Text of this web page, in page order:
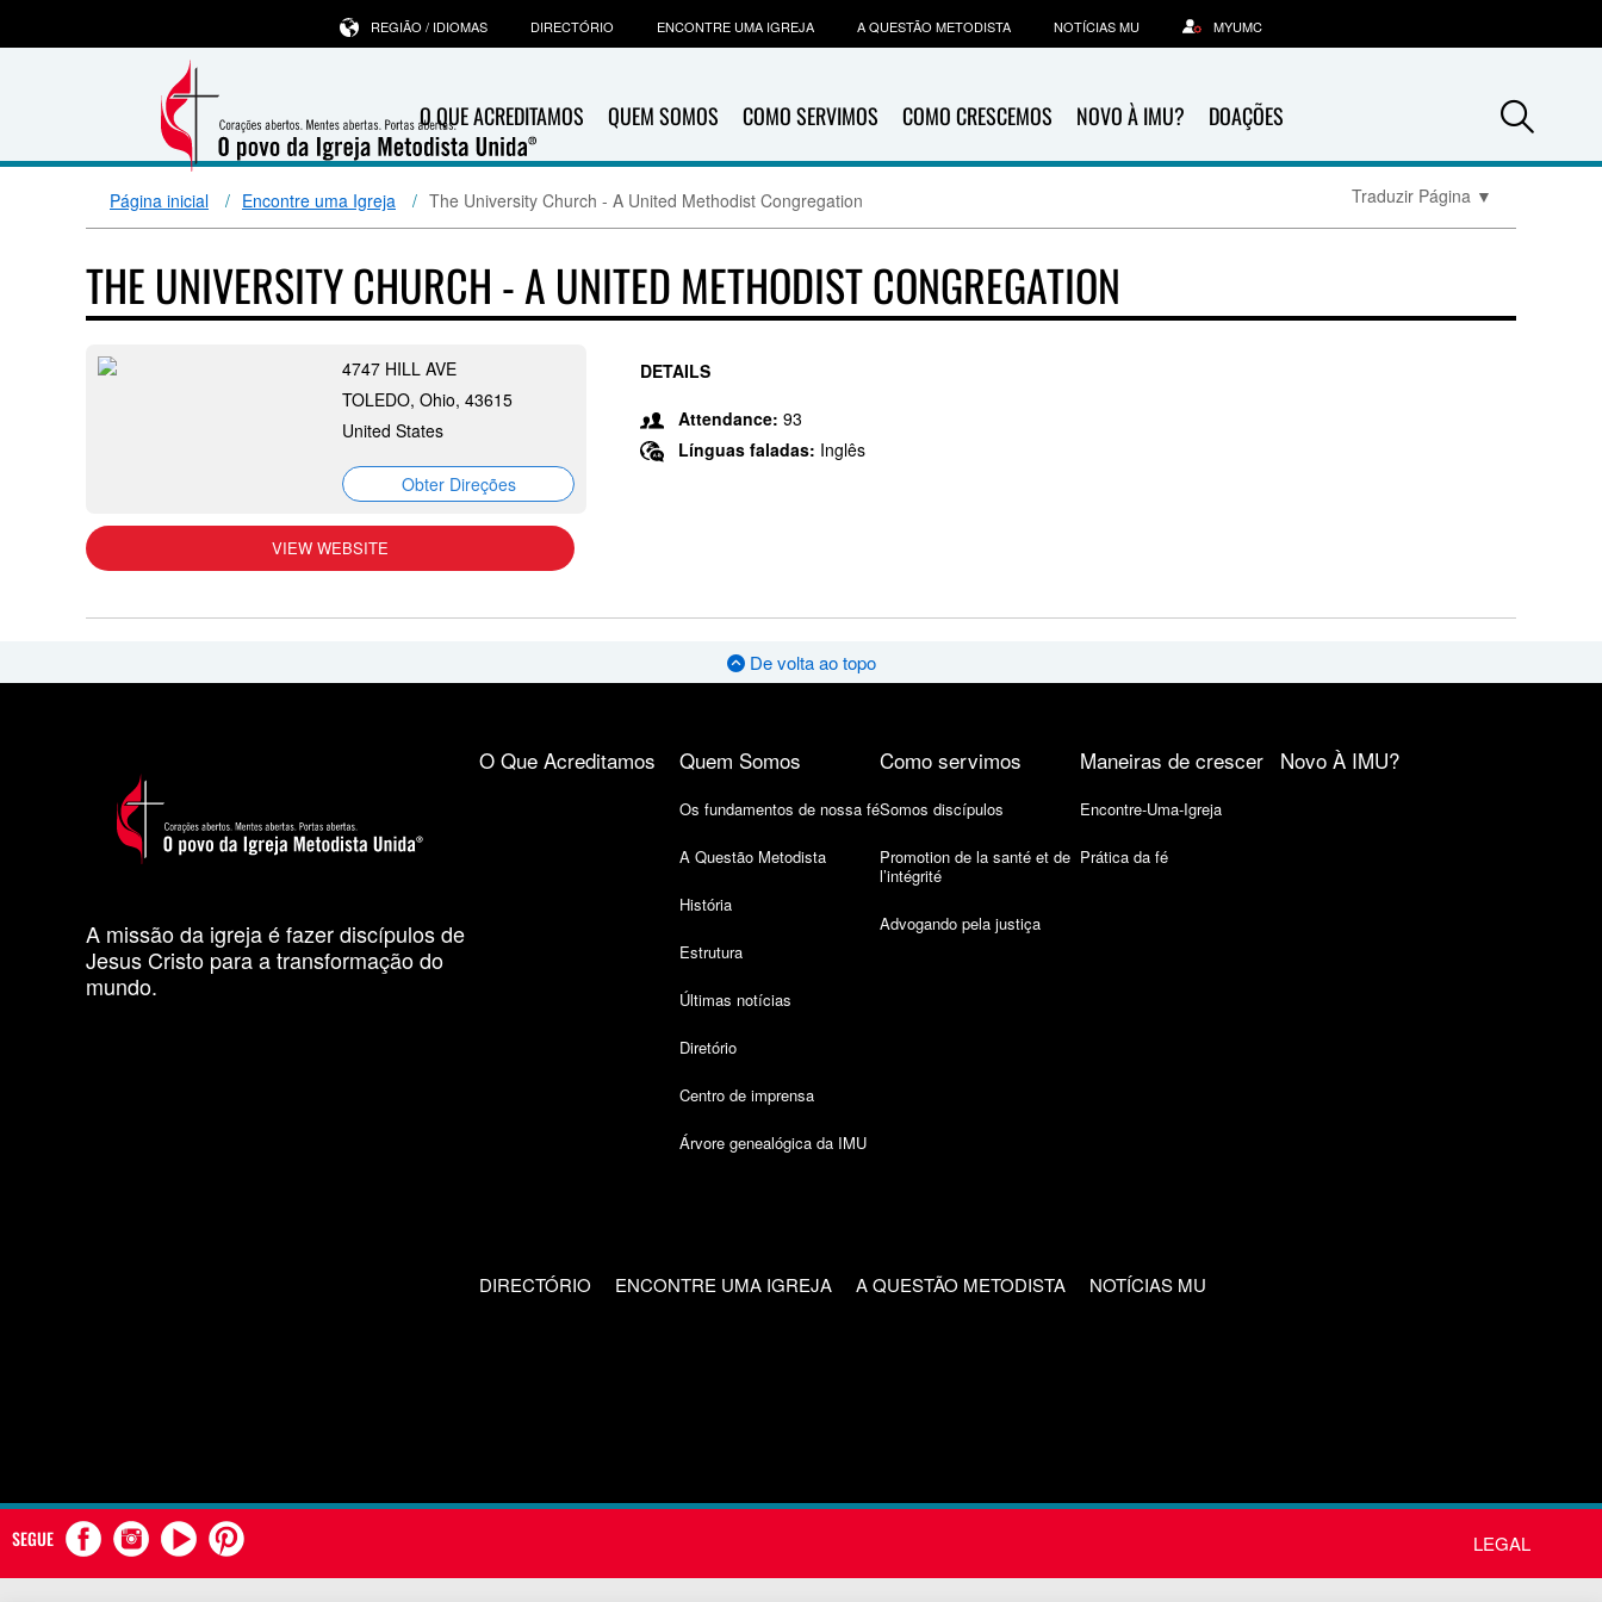
O QUE ACREDITAMOS QUEM SOMOS COMO SERVIMOS COMO CRESCEMOS NOVO À IMU? DOAÇÕES
REGIÃO / IDIOMAS DIRECTÓRIO ENCONTRE UMA IGREJA A QUESTÃO METODISTA NOTÍCIAS MU MYUMC
Página inicial Encontre uma Igreja The University Church - A United Methodist Congregation Traduzir Página ▼
THE UNIVERSITY CHURCH - A UNITED METHODIST CONGREGATION
4747 HILL AVE
TOLEDO, Ohio, 43615
United States
Obter Direções
VIEW WEBSITE
DETAILS
Attendance: 93
Línguas faladas: Inglês
De volta ao topo
A missão da igreja é fazer discípulos de
Jesus Cristo para a transformação do
mundo.
O Que Acreditamos Quem Somos
Os fundamentos de nossa fé
A Questão Metodista
História
Estrutura
Últimas notícias
Diretório
Centro de imprensa
Árvore genealógica da IMU
Como servimos
Somos discípulos
Promotion de la santé et de
l’intégrité
Advogando pela justiça
Maneiras de crescer
Encontre-Uma-Igreja
Prática da fé
Novo À IMU?
DIRECTÓRIO ENCONTRE UMA IGREJA A QUESTÃO METODISTA NOTÍCIAS MU
SEGUE LEGAL